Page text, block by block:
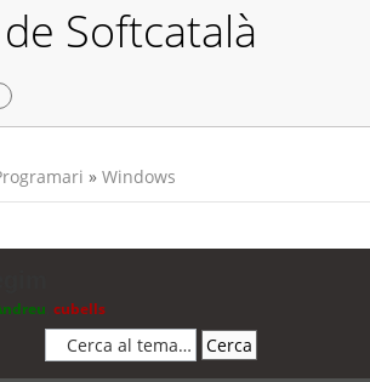
Softcatalà
» Windows
cubells